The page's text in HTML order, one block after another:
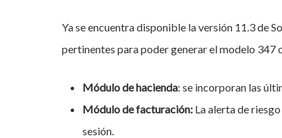
Ya se encuentra disponible la versión 11.3 de
pertinentes para poder generar el modelo 347
Módulo de hacienda: se incorporan las
Módulo de facturación: La alerta de
sesión.